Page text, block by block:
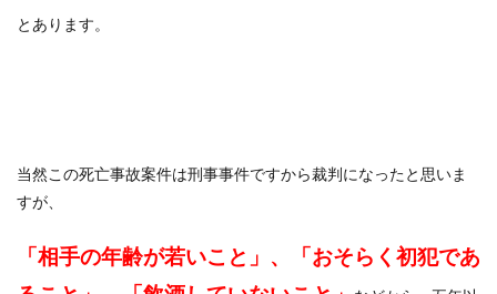
とあります。
当然この死亡事故案件は刑事事件ですから裁判になったと思いま
すが、
「相手の年齢が若いこと」、「おそらく初犯であ